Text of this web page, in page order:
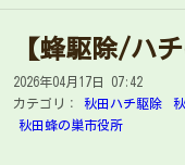
【蜂駆除/ハ
2026年04月17日 07:42
カテゴリ：
秋田ハチ駆除
秋田蜂の巣市役所